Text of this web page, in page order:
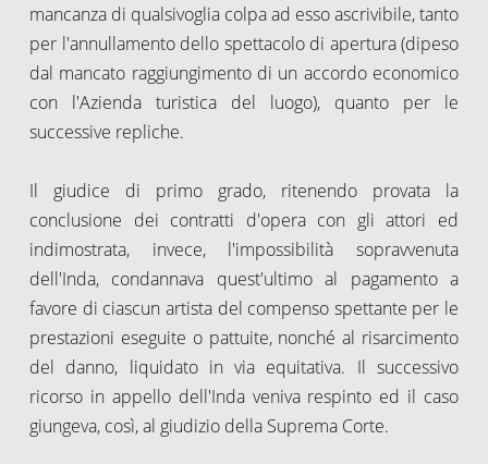
mancanza di qualsivoglia colpa ad esso ascrivibile, tanto
per l'annullamento dello spettacolo di apertura (dipeso
dal mancato raggiungimento di un accordo economico
con l'Azienda turistica del luogo), quanto per le
successive repliche.
Il giudice di primo grado, ritenendo provata la
conclusione dei contratti d'opera con gli attori ed
indimostrata, invece, l'impossibilità sopravvenuta
dell'Inda, condannava quest'ultimo al pagamento a
favore di ciascun artista del compenso spettante per le
prestazioni eseguite o pattuite, nonché al risarcimento
del danno, liquidato in via equitativa. Il successivo
ricorso in appello dell'Inda veniva respinto ed il caso
giungeva, così, al giudizio della Suprema Corte.